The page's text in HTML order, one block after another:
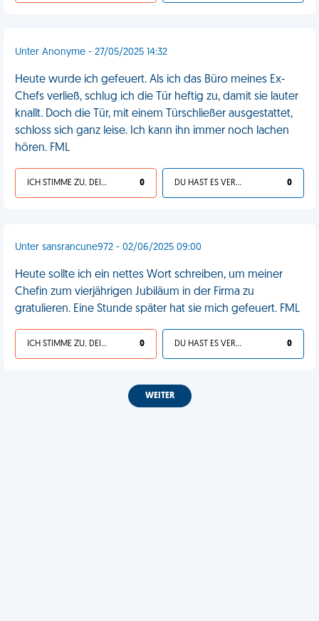
Unter Anonyme - 27/05/2025 14:32
Heute wurde ich gefeuert. Als ich das Büro meines Ex-
Chefs verließ, schlug ich die Tür heftig zu, damit sie lauter
knallt. Doch die Tür, mit einem Türschließer ausgestattet,
schloss sich ganz leise. Ich kann ihn immer noch lachen
hören. FML
ICH STIMME ZU, DEIN LEBEN IST SCHEISSE 0 DU HAST ES VERDIENT 0
Unter sansrancune972 - 02/06/2025 09:00
Heute sollte ich ein nettes Wort schreiben, um meiner
Chefin zum vierjährigen Jubiläum in der Firma zu
gratulieren. Eine Stunde später hat sie mich gefeuert. FML
ICH STIMME ZU, DEIN LEBEN IST SCHEISSE 0 DU HAST ES VERDIENT 0
WEITER